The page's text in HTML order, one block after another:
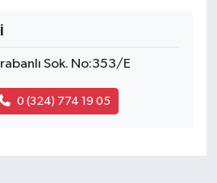
Sok. No:353/E
0 (324) 774 19 05